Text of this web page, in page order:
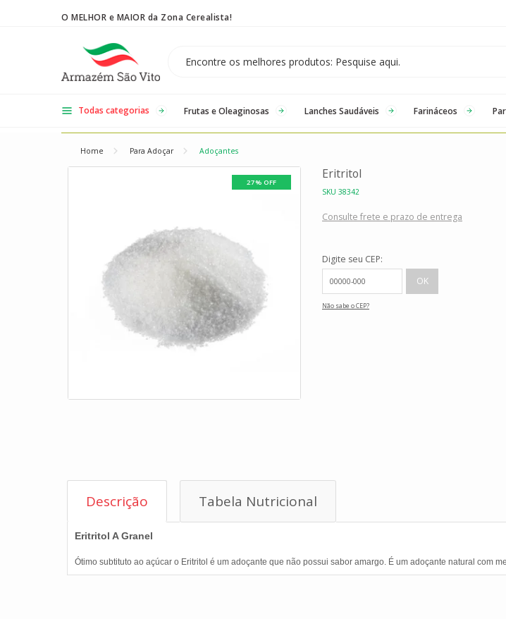
O MELHOR e MAIOR da Zona Cerealista!
Todas categorias Frutas e Oleaginosas Lanches Saudáveis Farináceos
Home Para Adoçar Adoçantes
27% OFF
Eritritol
SKU 38342
Consulte frete e prazo de entrega
Digite seu CEP:
Não sabe o CEP?
Descrição Tabela Nutricional
Eritritol A Granel
Ótimo subtituto ao açúcar o Eritritol é um adoçante que não possui sabor amargo. É um adoçante natural com